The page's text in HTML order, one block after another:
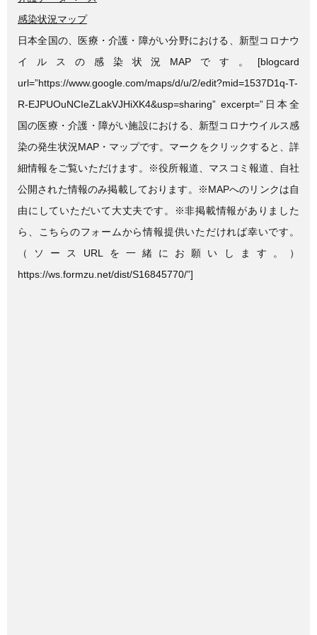
感染状況マップ
日本全国の、医療・介護・障がい分野における、新型コロナウ
イルスの感染状況MAPです。[blogcard
url=”https://www.google.com/maps/d/u/2/edit?mid=1537D1q-T-
R-EJPUOuNCIeZLakVJHiXK4&usp=sharing” excerpt=”日本全
国の医療・介護・障がい施設における、新型コロナウイルス感
染の発生状況MAP・マップです。マークをクリックすると、詳
細情報をご覧いただけます。※役所報道、マスコミ報道、自社
公開された情報のみ掲載しております。※MAPへのリンクは自
由にしていただいて大丈夫です。※非掲載情報がありました
ら、こちらのフォームから情報提供いただければ幸いです。
（ソースURLを一緒にお願いします。）
https://ws.formzu.net/dist/S16845770/”]